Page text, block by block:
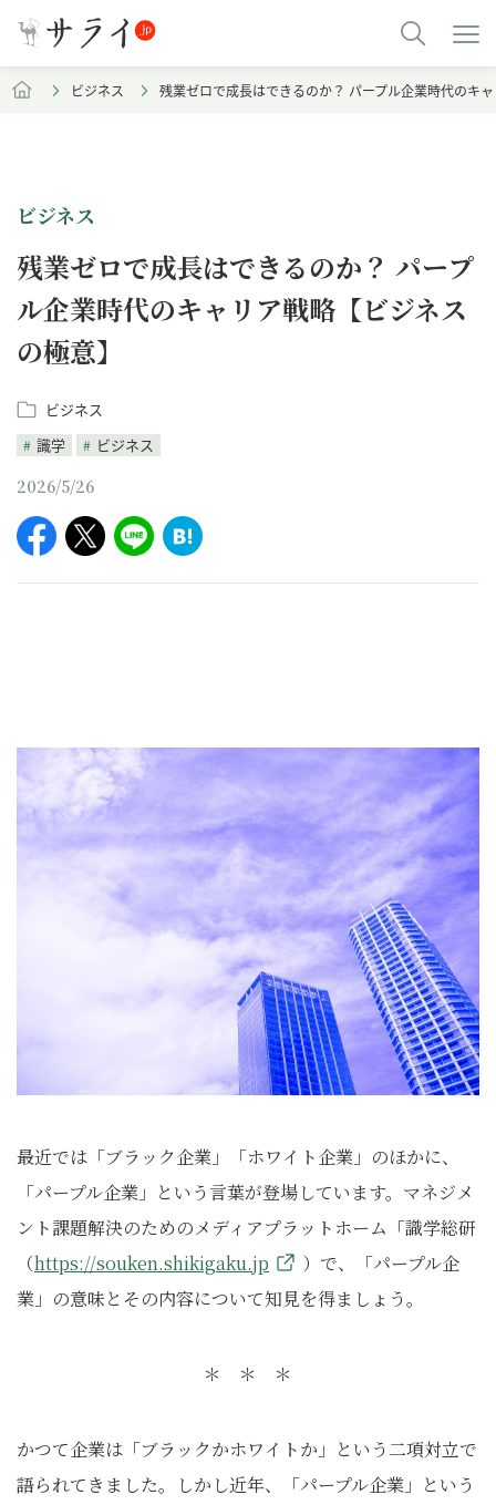
ビジネス 残業ゼロで成長はできるのか？ パープル企業時代のキ
ビジネス
残業ゼロで成長はできるのか？ パープ
ル企業時代のキャリア戦略【ビジネス
の極意】
ビジネス
識学
ビジネス
2026/5/26
最近では「ブラック企業」「ホワイト企業」のほかに、
「パープル企業」という言葉が登場しています。マネジメ
ント課題解決のためのメディアプラットホーム「識学総研
（https://souken.shikigaku.jp
）で、「パープル企
業」の意味とその内容について知見を得ましょう。
＊ ＊ ＊
かつて企業は「ブラックかホワイトか」という二項対立で
語られてきました。しかし近年、「パープル企業」という